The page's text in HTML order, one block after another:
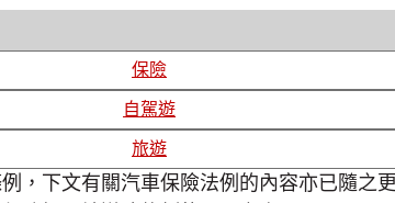
保險
自駕遊
旅遊
，下文有關汽車保險法例的內容亦已隨之